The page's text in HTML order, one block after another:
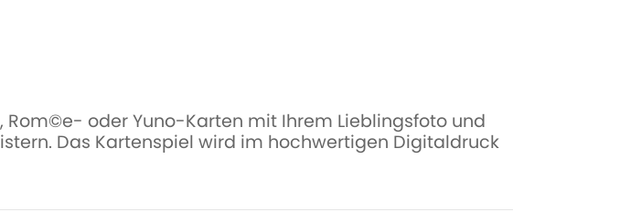
Rom©e- oder Yuno-Karten mit Ihrem Lieblingsfoto und
Das Kartenspiel wird im hochwertigen Digitaldruck